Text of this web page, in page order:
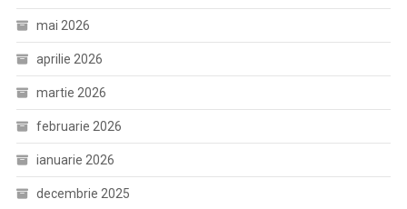
mai 2026
aprilie 2026
martie 2026
februarie 2026
ianuarie 2026
decembrie 2025